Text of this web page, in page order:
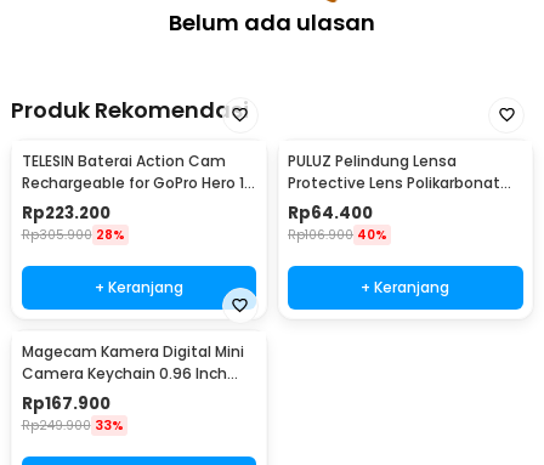
Belum ada ulasan
Produk Rekomendasi
TELESIN Baterai Action Cam
Rechargeable for GoPro Hero 13
1950 mAh - TSBTR09-01
Rp223.200
Rp305.900 28%
+ Keranjang
PULUZ Pelindung Lensa
Protective Lens Polikarbonat
for DJI OSMO 360 - PL2
Rp64.400
Rp106.900 40%
+ Keranjang
Magecam Kamera Digital Mini
Camera Keychain 0.96 Inch
1080P 8GB 300mAh - G6
Rp167.900
Rp249.900 33%